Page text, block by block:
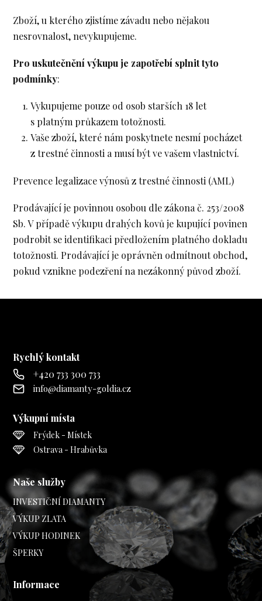
Zboží, u kterého zjistíme závadu nebo nějakou
nesrovnalost, nevykupujeme.
Pro uskutečnění výkupu je zapotřebí splnit tyto
podmínky:
Vykupujeme pouze od osob starších 18 let
s platným průkazem totožnosti.
Vaše zboží, které nám poskytnete nesmí pocházet
z trestné činnosti a musí být ve vašem vlastnictví.
Prevence legalizace výnosů z trestné činnosti (AML)
Prodávající je povinnou osobou dle zákona č. 253/2008
Sb. V případě výkupu drahých kovů je kupující povinen
podrobit se identifikaci předložením platného dokladu
totožnosti. Prodávající je oprávněn odmítnout obchod,
pokud vznikne podezření na nezákonný původ zboží.
Rychlý kontakt
+420 733 300 733
info@diamanty-goldia.cz
Výkupní místa
Frýdek - Místek
Ostrava - Hrabůvka
Naše služby
INVESTIČNÍ DIAMANTY
VÝKUP ZLATA
VÝKUP HODINEK
ŠPERKY
Informace